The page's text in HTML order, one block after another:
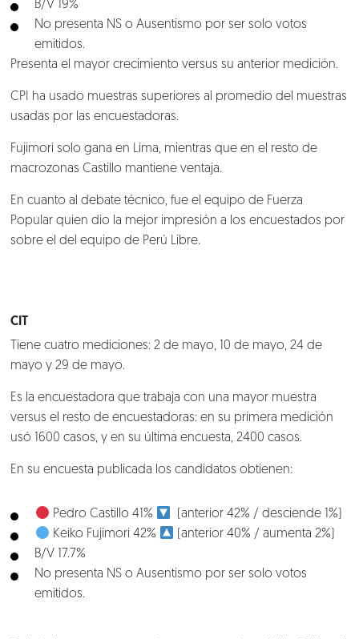
B/V 19%
No presenta NS o Ausentismo por ser solo votos
emitidos.
Presenta el mayor crecimiento versus su anterior medición.
CPI ha usado muestras superiores al promedio del muestras
usadas por las encuestadoras.
Fujimori solo gana en Lima, mientras que en el resto de
macrozonas Castillo mantiene ventaja.
En cuanto al debate técnico, fue el equipo de Fuerza
Popular quien dio la mejor impresión a los encuestados por
sobre el del equipo de Perú Libre.
CIT
Tiene cuatro mediciones: 2 de mayo, 10 de mayo, 24 de
mayo y 29 de mayo.
Es la encuestadora que trabaja con una mayor muestra
versus el resto de encuestadoras: en su primera medición
usó 1600 casos, y en su última encuesta, 2400 casos.
En su encuesta publicada los candidatos obtienen:
Pedro Castillo 41%
(anterior 42% / desciende 1%)
Keiko Fujimori 42%
(anterior 40% / aumenta 2%)
B/V 17.7%
No presenta NS o Ausentismo por ser solo votos
emitidos.